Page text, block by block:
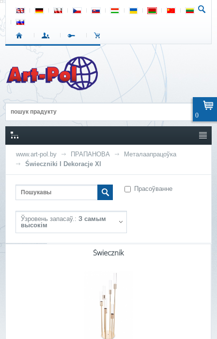
www.art-pol.by ПРАПАНОВА
Металаапрацоўка
Świeczniki I Dekoracje Xl
Прасоўванне
Ўзровень запасаў.: З самым
высокім
Świecznik
0